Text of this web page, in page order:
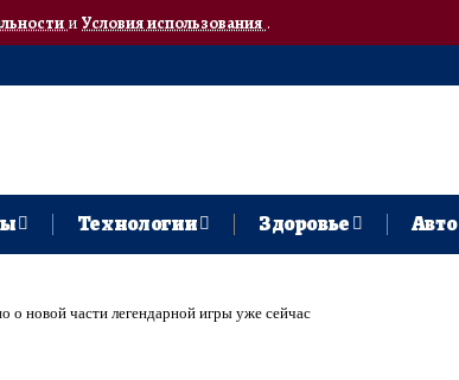
и Условия использования.
Технологии Здоровье Авто
о новой части легендарной игры уже сейчас